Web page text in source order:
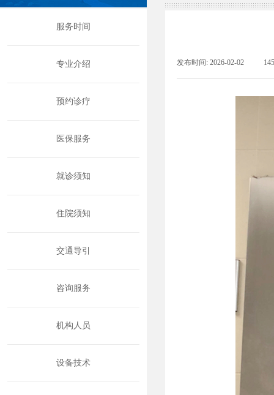
服务时间
专业介绍
预约诊疗
医保服务
就诊须知
住院须知
交通导引
咨询服务
机构人员
设备技术
发布时间: 2026-02-02